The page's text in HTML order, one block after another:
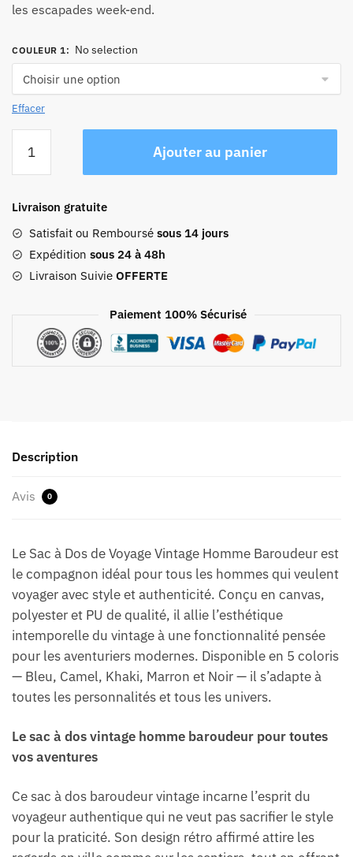
les escapades week-end.
COULEUR 1: No selection
Effacer
Sac
Dos
de
Voyage
Vintage
Ajouter au panier
Livraison gratuite
Satisfait ou Remboursé sous 14 jours
Expédition sous 24 à 48h
Livraison Suivie OFFERTE
Paiement 100% Sécurisé
Description
Avis 0
Le Sac à Dos de Voyage Vintage Homme Baroudeur est
le compagnon idéal pour tous les hommes qui veulent
voyager avec style et authenticité. Conçu en canvas,
polyester et PU de qualité, il allie l’esthétique
intemporelle du vintage à une fonctionnalité pensée
pour les aventuriers modernes. Disponible en 5 coloris
— Bleu, Camel, Khaki, Marron et Noir — il s’adapte à
toutes les personnalités et tous les univers.
Le sac à dos vintage homme baroudeur pour toutes
vos aventures
Ce sac à dos baroudeur vintage incarne l’esprit du
voyageur authentique qui ne veut pas sacrifier le style
pour la praticité. Son design rétro affirmé attire les